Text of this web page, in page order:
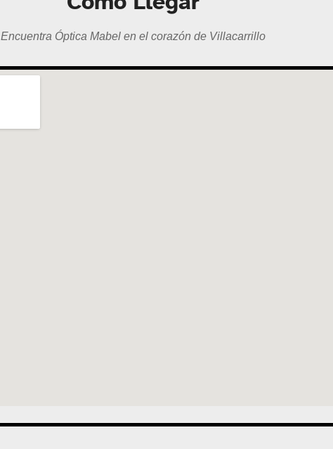
Encuentra Óptica Mabel en el corazón de Villacarrillo